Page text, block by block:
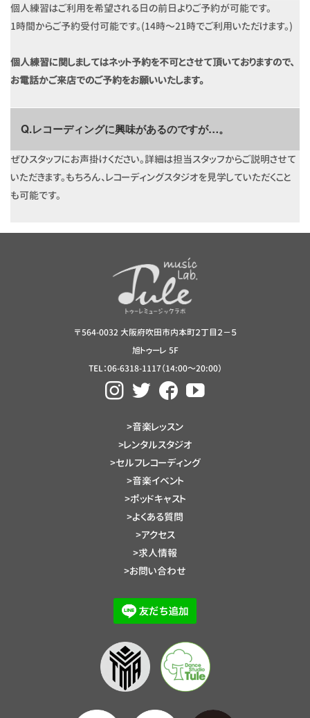
個人練習はご利用を希望される日の前日よりご予約が可能です。
1時間からご予約受付可能です。(14時〜21時でご利用いただけます。)
個人練習に関しましてはネット予約を不可とさせて頂いておりますので、
お電話かご来店でのご予約をお願いいたします。
Q.レコーディングに興味があるのですが…。
ぜひスタッフにお声掛けください。詳細は担当スタッフからご説明させて
いただきます。もちろん、レコーディングスタジオを見学していただくこと
も可能です。
〒564-0032 大阪府吹田市内本町２丁目２−５
旭トゥーレ 5F
TEL：06-6318-1117（14:00～20:00）
>音楽レッスン
>レンタルスタジオ
>セルフレコーディング
>音楽イベント
>ポッドキャスト
>よくある質問
>アクセス
>求人情報
>お問い合わせ